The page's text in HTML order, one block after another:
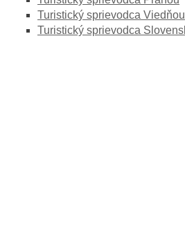
Turistický sprievodca Viedňou
Turistický sprievodca